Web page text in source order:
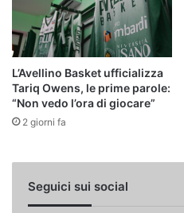
L’Avellino Basket ufficializza
Tariq Owens, le prime parole:
“Non vedo l’ora di giocare”
2 giorni fa
Seguici sui social